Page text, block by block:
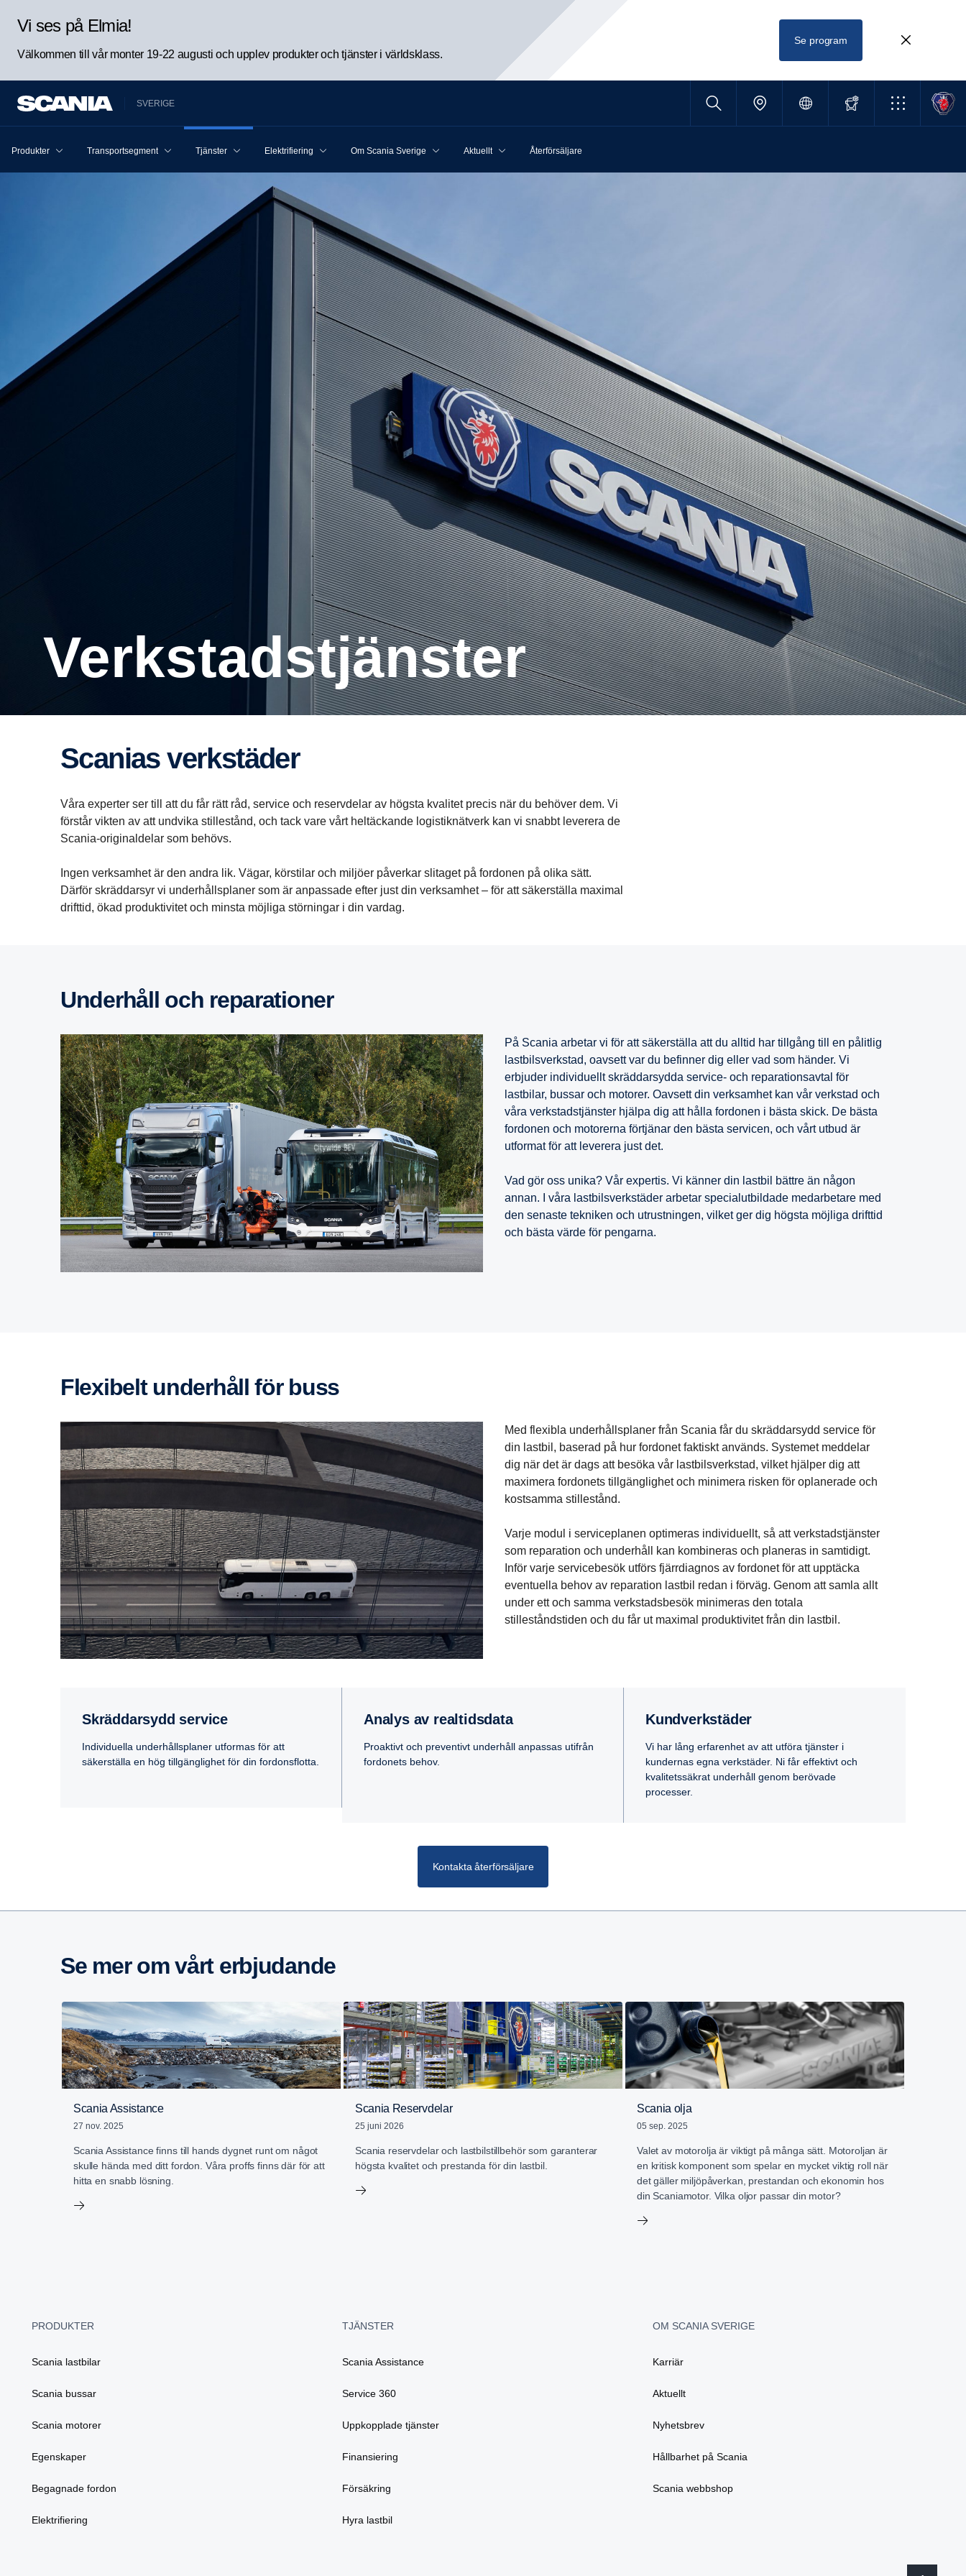
Vi ses på Elmia!
Välkommen till vår monter 19-22 augusti och upplev produkter och tjänster i världsklass.
Se program
SVERIGE
Produkter Transportsegment Tjänster Elektrifiering Om Scania Sverige Aktuellt Återförsäljare
Verkstads­tjänster
Scanias verkstäder
Våra experter ser till att du får rätt råd, service och reservdelar av högsta kvalitet precis när du behöver dem. Vi
förstår vikten av att undvika stillestånd, och tack vare vårt heltäckande logistiknätverk kan vi snabbt leverera de
Scania-originaldelar som behövs.
Ingen verksamhet är den andra lik. Vägar, körstilar och miljöer påverkar slitaget på fordonen på olika sätt.
Därför skräddarsyr vi underhållsplaner som är anpassade efter just din verksamhet – för att säkerställa maximal
drifttid, ökad produktivitet och minsta möjliga störningar i din vardag.
Under­håll och repara­tioner
På Scania arbetar vi för att säkerställa att du alltid har tillgång till en pålitlig
lastbilsverkstad, oavsett var du befinner dig eller vad som händer. Vi
erbjuder individuellt skräddarsydda service- och reparationsavtal för
lastbilar, bussar och motorer. Oavsett din verksamhet kan vår verkstad och
våra verkstadstjänster hjälpa dig att hålla fordonen i bästa skick. De bästa
fordonen och motorerna förtjänar den bästa servicen, och vårt utbud är
utformat för att leverera just det.
Vad gör oss unika? Vår expertis. Vi känner din lastbil bättre än någon
annan. I våra lastbilsverkstäder arbetar specialutbildade medarbetare med
den senaste tekniken och utrustningen, vilket ger dig högsta möjliga drifttid
och bästa värde för pengarna.
Flexi­belt under­håll för buss
Med flexibla underhållsplaner från Scania får du skräddarsydd service för
din lastbil, baserad på hur fordonet faktiskt används. Systemet meddelar
dig när det är dags att besöka vår lastbilsverkstad, vilket hjälper dig att
maximera fordonets tillgänglighet och minimera risken för oplanerade och
kostsamma stillestånd.
Varje modul i serviceplanen optimeras individuellt, så att verkstadstjänster
som reparation och underhåll kan kombineras och planeras in samtidigt.
Inför varje servicebesök utförs fjärrdiagnos av fordonet för att upptäcka
eventuella behov av reparation lastbil redan i förväg. Genom att samla allt
under ett och samma verkstadsbesök minimeras den totala
stilleståndstiden och du får ut maximal produktivitet från din lastbil.
Skräddarsydd service
Individuella underhållsplaner utformas för att
säkerställa en hög tillgänglighet för din fordonsflotta.
Analys av realtidsdata
Proaktivt och preventivt underhåll anpassas utifrån
fordonets behov.
Kundverkstäder
Vi har lång erfarenhet av att utföra tjänster i
kundernas egna verkstäder. Ni får effektivt och
kvalitetssäkrat underhåll genom berövade
processer.
Kontakta återförsäljare
Se mer om vårt erbju­dande
Scania Assistance
27 nov. 2025
Scania Assistance finns till hands dygnet runt om något
skulle hända med ditt fordon. Våra proffs finns där för att
hitta en snabb lösning.
Scania Reservdelar
25 juni 2026
Scania reservdelar och lastbilstillbehör som garanterar
högsta kvalitet och prestanda för din lastbil.
Scania olja
05 sep. 2025
Valet av motorolja är viktigt på många sätt. Motoroljan är
en kritisk komponent som spelar en mycket viktig roll när
det gäller miljöpåverkan, prestandan och ekonomin hos
din Scaniamotor. Vilka oljor passar din motor?
PRODUKTER
Scania lastbilar
Scania bussar
Scania motorer
Egenskaper
Begagnade fordon
Elektrifiering
TJÄNSTER
Scania Assistance
Service 360
Uppkopplade tjänster
Finansiering
Försäkring
Hyra lastbil
OM SCANIA SVERIGE
Karriär
Aktuellt
Nyhetsbrev
Hållbarhet på Scania
Scania webbshop